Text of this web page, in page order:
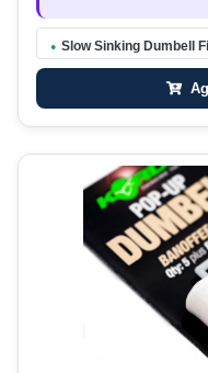
● Slow Sinking Dumbell